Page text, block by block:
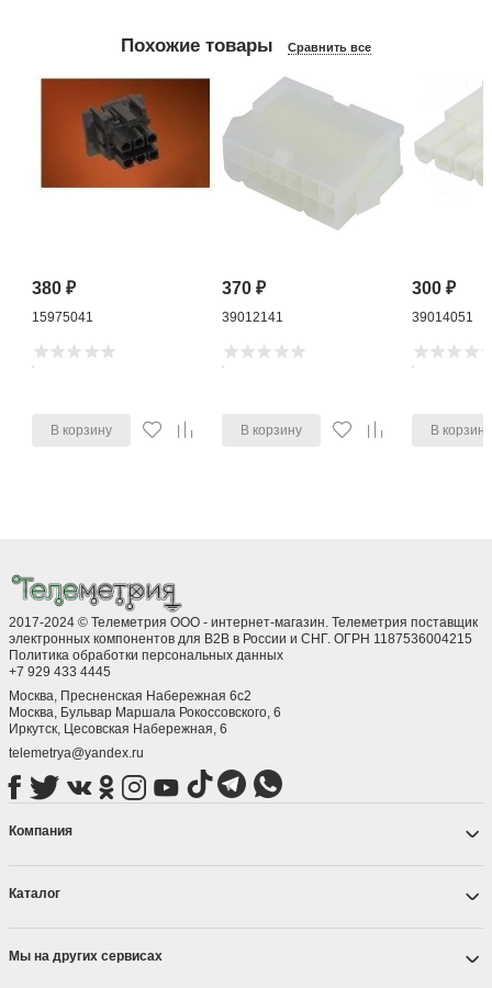
Похожие товары Сравнить все
380₽
15975041
В корзину
370₽
39012141
В корзину
300₽
39014051
В корзину
2017-2024 © Телеметрия ООО - интернет-магазин. Телеметрия поставщик
электронных компонентов для B2B в России и СНГ. ОГРН 1187536004215
Политика обработки персональных данных
+7 929 433 4445
Москва, Пресненская Набережная 6с2
Москва, ​Бульвар Маршала Рокоссовского, 6
Иркутск, ​Цесовская Набережная, 6
telemetrya@yandex.ru
Компания
Каталог
Мы на других сервисах